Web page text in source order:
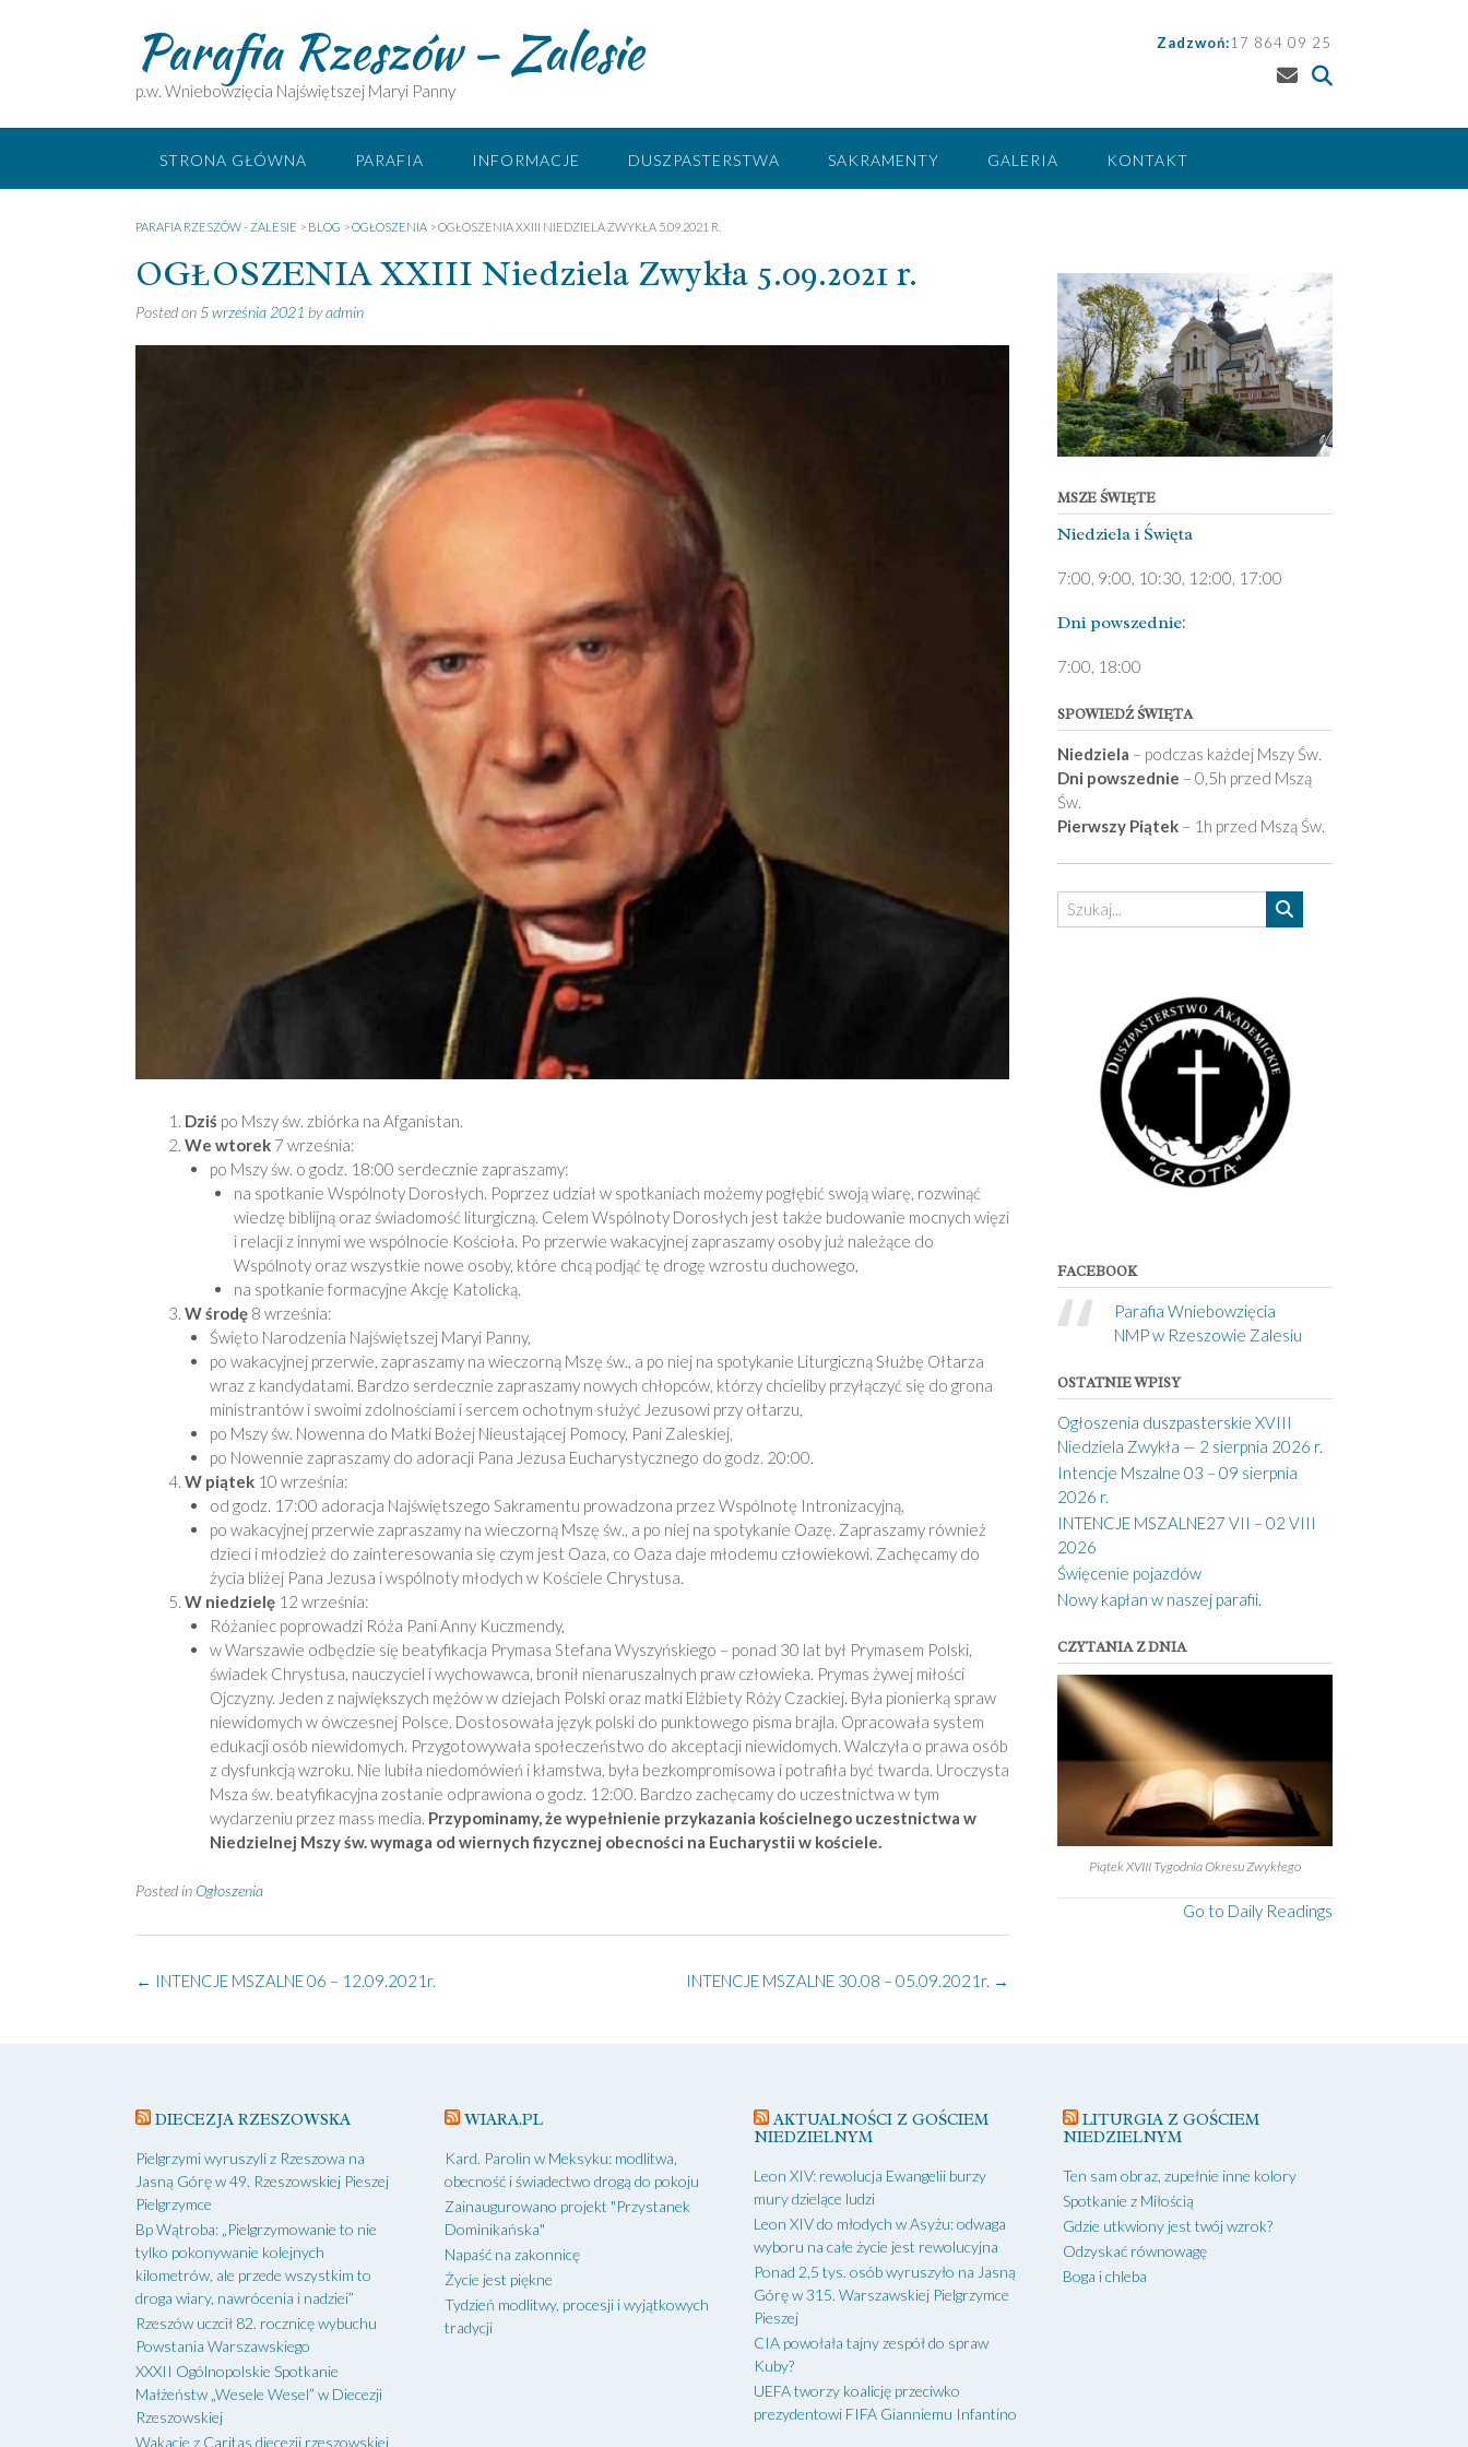
Parafia Rzeszów – Zalesie
p.w. Wniebowzięcia Najświętszej Maryi Panny
Zadzwoń:17 864 09 25
STRONA GŁÓWNA PARAFIA INFORMACJE DUSZPASTERSTWA SAKRAMENTY GALERIA KONTAKT
PARAFIA RZESZÓW - ZALESIE > BLOG >OGŁOSZENIA >OGŁOSZENIA XXIII NIEDZIELA ZWYKŁA 5.09.2021 R.
OGŁOSZENIA XXIII Niedziela Zwykła 5.09.2021 r.
Posted on 5 września 2021 byadmin
Dziś po Mszy św. zbiórka na Afganistan.
We wtorek 7 września:
po Mszy św. o godz. 18:00 serdecznie zapraszamy:
na spotkanie Wspólnoty Dorosłych. Poprzez udział w spotkaniach możemy pogłębić swoją wiarę, rozwinąć
wiedzę biblijną oraz świadomość liturgiczną. Celem Wspólnoty Dorosłych jest także budowanie mocnych więzi
i relacji z innymi we wspólnocie Kościoła. Po przerwie wakacyjnej zapraszamy osoby już należące do
Wspólnoty oraz wszystkie nowe osoby, które chcą podjąć tę drogę wzrostu duchowego,
na spotkanie formacyjne Akcję Katolicką.
W środę 8 września:
Święto Narodzenia Najświętszej Maryi Panny,
po wakacyjnej przerwie, zapraszamy na wieczorną Mszę św., a po niej na spotykanie Liturgiczną Służbę Ołtarza
wraz z kandydatami. Bardzo serdecznie zapraszamy nowych chłopców, którzy chcieliby przyłączyć się do grona
ministrantów i swoimi zdolnościami i sercem ochotnym służyć Jezusowi przy ołtarzu,
po Mszy św. Nowenna do Matki Bożej Nieustającej Pomocy, Pani Zaleskiej,
po Nowennie zapraszamy do adoracji Pana Jezusa Eucharystycznego do godz. 20:00.
W piątek 10 września:
od godz. 17:00 adoracja Najświętszego Sakramentu prowadzona przez Wspólnotę Intronizacyjną,
po wakacyjnej przerwie zapraszamy na wieczorną Mszę św., a po niej na spotykanie Oazę. Zapraszamy również
dzieci i młodzież do zainteresowania się czym jest Oaza, co Oaza daje młodemu człowiekowi. Zachęcamy do
życia bliżej Pana Jezusa i wspólnoty młodych w Kościele Chrystusa.
W niedzielę 12 września:
Różaniec poprowadzi Róża Pani Anny Kuczmendy,
w Warszawie odbędzie się beatyfikacja Prymasa Stefana Wyszyńskiego – ponad 30 lat był Prymasem Polski,
świadek Chrystusa, nauczyciel i wychowawca, bronił nienaruszalnych praw człowieka. Prymas żywej miłości
Ojczyzny. Jeden z największych mężów w dziejach Polski oraz matki Elżbiety Róży Czackiej. Była pionierką spraw
niewidomych w ówczesnej Polsce. Dostosowała język polski do punktowego pisma brajla. Opracowała system
edukacji osób niewidomych. Przygotowywała społeczeństwo do akceptacji niewidomych. Walczyła o prawa osób
z dysfunkcją wzroku. Nie lubiła niedomówień i kłamstwa, była bezkompromisowa i potrafiła być twarda. Uroczysta
Msza św. beatyfikacyjna zostanie odprawiona o godz. 12:00. Bardzo zachęcamy do uczestnictwa w tym
wydarzeniu przez mass media. Przypominamy, że wypełnienie przykazania kościelnego uczestnictwa w
Niedzielnej Mszy św. wymaga od wiernych fizycznej obecności na Eucharystii w kościele.
Posted in Ogłoszenia
Post
INTENCJE MSZALNE 30.08 – 05.09.2021r. →
← INTENCJE MSZALNE 06 – 12.09.2021r.
MSZE ŚWIĘTE
Niedziela ­i Święta
7:00, 9:00, 10:30, 12:00, 17:00
Dni pows­zednie:
7­:00, 18:00­
SPOWIEDŹ ŚWIĘTA
Niedziela – podczas każdej Mszy Św.
Dni powszednie – 0,5h przed Mszą
Św.
Pierwszy Piątek– 1h przed Mszą Św.
FACEBOOK
Parafia Wniebowzięcia
NMP w Rzeszowie Zalesiu
OSTATNIE WPISY
Ogłoszenia duszpasterskie XVIII
Niedziela Zwykła — 2 sierpnia 2026 r.
Intencje Mszalne 03 – 09 sierpnia
2026 r.
INTENCJE MSZALNE27 VII – 02 VIII
2026
Święcenie pojazdów
Nowy kapłan w naszej parafii.
CZYTANIA Z DNIA
Piątek XVIII Tygodnia Okresu Zwykłego
Go to Daily Readings
DIECEZJA RZESZOWSKA
Pielgrzymi wyruszyli z Rzeszowa na
Jasną Górę w 49. Rzeszowskiej Pieszej
Pielgrzymce
Bp Wątroba: „Pielgrzymowanie to nie
tylko pokonywanie kolejnych
kilometrów, ale przede wszystkim to
droga wiary, nawrócenia i nadziei”
Rzeszów uczcił 82. rocznicę wybuchu
Powstania Warszawskiego
XXXII Ogólnopolskie Spotkanie
Małżeństw „Wesele Wesel” w Diecezji
Rzeszowskiej
Wakacje z Caritas diecezji rzeszowskiej
WIARA.PL
Kard. Parolin w Meksyku: modlitwa,
obecność i świadectwo drogą do pokoju
Zainaugurowano projekt "Przystanek
Dominikańska"
Napaść na zakonnicę
Życie jest piękne
Tydzień modlitwy, procesji i wyjątkowych
tradycji
AKTUALNOŚCI Z GOŚCIEM
NIEDZIELNYM
Leon XIV: rewolucja Ewangelii burzy
mury dzielące ludzi
Leon XIV do młodych w Asyżu: odwaga
wyboru na całe życie jest rewolucyjna
Ponad 2,5 tys. osób wyruszyło na Jasną
Górę w 315. Warszawskiej Pielgrzymce
Pieszej
CIA powołała tajny zespół do spraw
Kuby?
UEFA tworzy koalicję przeciwko
prezydentowi FIFA Gianniemu Infantino
LITURGIA Z GOŚCIEM
NIEDZIELNYM
Ten sam obraz, zupełnie inne kolory
Spotkanie z Miłością
Gdzie utkwiony jest twój wzrok?
Odzyskać równowagę
Boga i chleba